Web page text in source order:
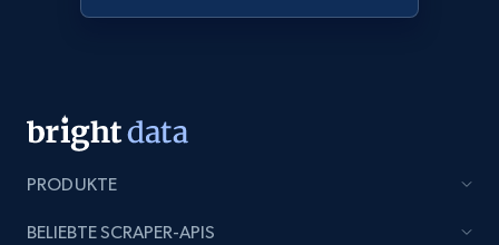
specific category URL
URL, Domain, Country code, Model number,
Sku, Product id, Product name, Manufacturer,
PRODUKTE
BELIEBTE SCRAPER-APIS